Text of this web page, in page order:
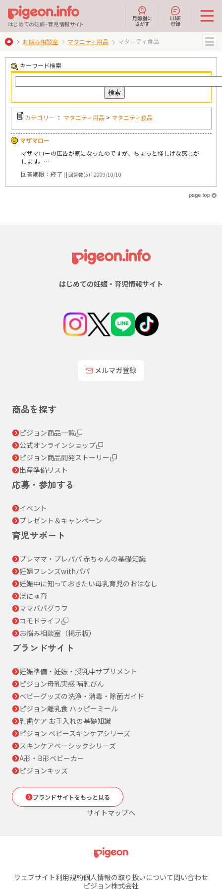
はじめての妊娠・育児情報サイト
月齢別に
さがす
LINE
登録
MENU
お悩み相談室 マタニティ用品 マタニティ食品
キーワード検索
カテゴリー ： マタニティ用品 > マタニティ食品
マザマロー
マザマローの広告が気になったのですが、ちょっと怪しげな感じが
します。…
回答期限：終了 | | 回答数(5) | 2009/10/10
はじめての妊娠・育児情報サイト
メルマガ登録
商品を探す
ピジョン商品一覧
公式オンラインショップ
ピジョン商品開発ストーリー
出産準備リスト
応募・参加する
イベント
プレゼント＆キャンペーン
育児サポート
プレママ・プレパパ 赤ちゃんの基礎知識
妊婦フレンズwithパパ
妊娠中に知っておきたい母乳育児のおはなし
ぼにゅ育
ママパパグラフ
コモドライフ
お悩み相談室（掲示板）
ブランドサイト
妊娠準備・妊娠・授乳中サプリメント
ピジョン母乳実感 哺乳びん
ベビーグッズの洗浄・消毒・除菌ガイド
ピジョン離乳食 ハッピーミール
乳歯ケア お手入れの基礎知識
ピジョン ベビースキンケアシリーズ
スキンケアベーシックシリーズ
A形・B形ベビーカー
ピジョンキッズ
ブランドサイトをもっと見る
サイトマップへ
ウェブサイト利用規約個人情報の取り扱いについて問い合わせ
ピジョン株式会社